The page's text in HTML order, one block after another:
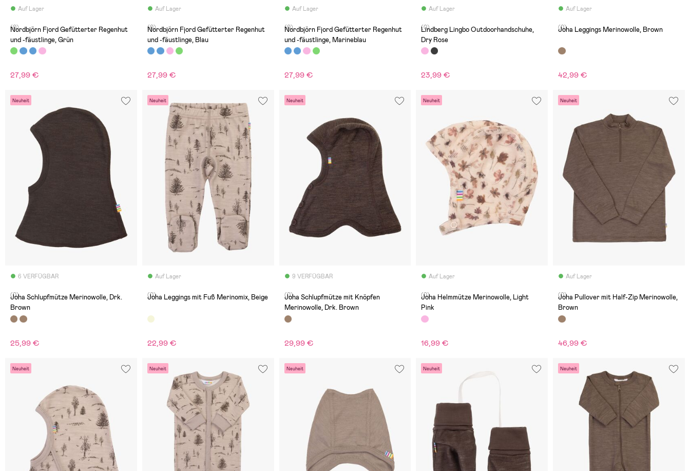
Auf Lager
(0)
Nordbjörn Fjord Gefütterter Regenhut
und -fäustlinge, Grün
27,99 €
Auf Lager
(0)
Nordbjörn Fjord Gefütterter Regenhut
und -fäustlinge, Blau
27,99 €
Auf Lager
(0)
Nordbjörn Fjord Gefütterter Regenhut
und -fäustlinge, Marineblau
27,99 €
Auf Lager
(0)
Lindberg Lingbo Outdoorhandschuhe,
Dry Rose
23,99 €
Auf Lager
(0)
Joha Leggings Merinowolle, Brown
42,99 €
Neuheit
6 VERFÜGBAR
(0)
Joha Schlupfmütze Merinowolle, Drk.
Brown
25,99 €
Neuheit
Auf Lager
(0)
Joha Leggings mit Fuß Merinomix, Beige
22,99 €
Neuheit
9 VERFÜGBAR
(0)
Joha Schlupfmütze mit Knöpfen
Merinowolle, Drk. Brown
29,99 €
Neuheit
Auf Lager
(0)
Joha Helmmütze Merinowolle, Light
Pink
16,99 €
Neuheit
Auf Lager
(0)
Joha Pullover mit Half-Zip Merinowolle,
Brown
46,99 €
Neuheit Neuheit Neuheit Neuheit Neuheit